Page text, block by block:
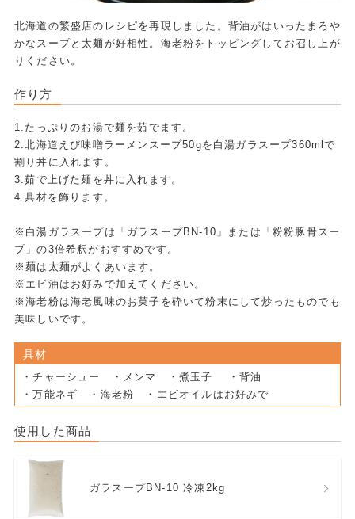
北海道の繁盛店のレシピを再現しました。背油がはいったまろや
かなスープと太麺が好相性。海老粉をトッピングしてお召し上が
りください。
作り方
1.たっぷりのお湯で麺を茹でます。
2.北海道えび味噌ラーメンスープ50gを白湯ガラスープ360mlで
割り丼に入れます。
3.茹で上げた麺を丼に入れます。
4.具材を飾ります。
※白湯ガラスープは「ガラスープBN-10」または「粉粉豚骨スー
プ」の3倍希釈がおすすめです。
※麺は太麺がよくあいます。
※エビ油はお好みで加えてください。
※海老粉は海老風味のお菓子を砕いて粉末にして炒ったものでも
美味しいです。
具材
・チャーシュー ・メンマ ・煮玉子 ・背油
・万能ネギ ・海老粉 ・エビオイルはお好みで
使用した商品
ガラスープBN-10 冷凍2kg